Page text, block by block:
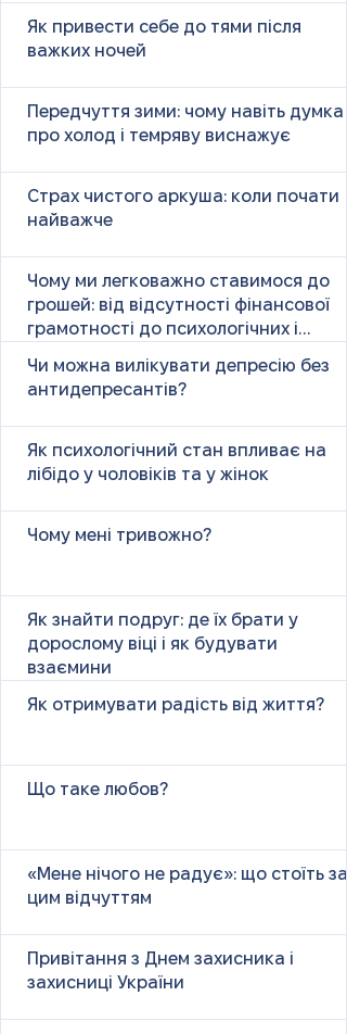
Як привести себе до тями після
важких ночей
Передчуття зими: чому навіть думка
про холод і темряву виснажує
Страх чистого аркуша: коли почати
найважче
Чому ми легковажно ставимося до
грошей: від відсутності фінансової
грамотності до психологічних і
Чи можна вилікувати депресію без
антидепресантів?
Як психологічний стан впливає на
лібідо у чоловіків та у жінок
Чому мені тривожно?
Як знайти подруг: де їх брати у
дорослому віці і як будувати
взаємини
Як отримувати радість від життя?
Що таке любов?
«Мене нічого не радує»: що стоїть за
цим відчуттям
Привітання з Днем захисника і
захисниці України